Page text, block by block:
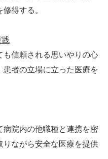
得する。
践
も信頼される思いやりの心
患者の立場に立った医療を
院内の他職種と連携を密
りながら安全な医療を提供